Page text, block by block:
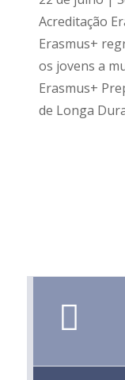
Acreditação
Erasmus+
os jovens a
Erasmus+
de Longa